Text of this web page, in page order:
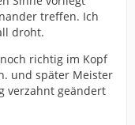
treffen. Ich
droht.
richtig im Kopf
und später Meister
verzahnt geändert